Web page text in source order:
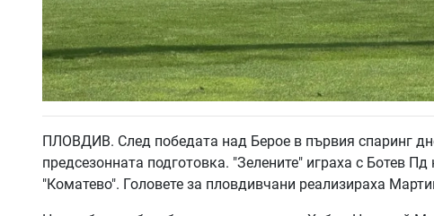
ПЛОВДИВ. След победата над Берое в първия спаринг
предсезонната подготовка. "Зелените" играха с Ботев
"Коматево". Головете за пловдивчани реализираха